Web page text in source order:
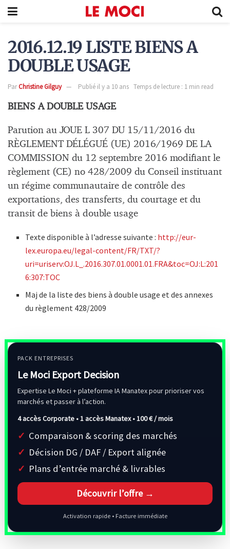
2016.12.19 LISTE BIENS A
DOUBLE USAGE
ParChristine Gilguy Publié il y a 10 ans Temps de lecture : 1 min read
BIENS A DOUBLE USAGE
Parution au JOUE L 307 DU 15/11/2016 du
RÈGLEMENT DÉLÉGUÉ (UE) 2016/1969 DE LA
COMMISSION du 12 septembre 2016 modifiant le
règlement (CE) no 428/2009 du Conseil instituant
un régime communautaire de contrôle des
exportations, des transferts, du courtage et du
transit de biens à double usage
Texte disponible à l’adresse suivante : http://eur-
lex.europa.eu/legal-content/FR/TXT/?
uri=uriserv:OJ.L_.2016.307.01.0001.01.FRA&toc=OJ:L:201
6:307:TOC
Maj de la liste des biens à double usage et des annexes
du règlement 428/2009
PACK ENTREPRISES
Le Moci Export Decision
Expertise Le Moci + plateforme IA Manatex pour prioriser vos
marchés et passer à l’action.
4 accès Corporate • 1 accès Manatex •100 € / mois
Comparaison & scoring des marchés
Décision DG / DAF / Export alignée
Plans d’entrée marché & livrables
Découvrir l’offre →
Activation rapide • Facture immédiate